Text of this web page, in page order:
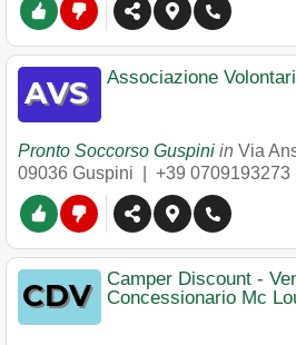
Associazione
Pronto Soccorso Guspini in Via
09036 Guspini +39 0709193273
Camper Discount -
Concessionario Mc